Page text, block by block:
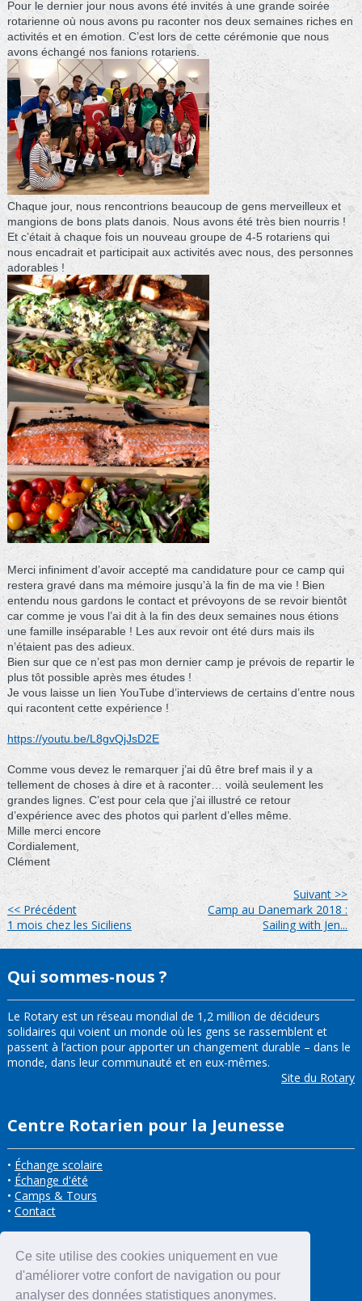
Ce site utilise des cookies uniquement en vue
d'améliorer votre confort de navigation ou pour
analyser des données statistiques anonymes.
Pour le dernier jour nous avons été invités à une grande soirée
rotarienne où nous avons pu raconter nos deux semaines riches en
activités et en émotion. C’est lors de cette cérémonie que nous
avons échangé nos fanions rotariens.
Chaque jour, nous rencontrions beaucoup de gens merveilleux et
mangions de bons plats danois. Nous avons été très bien nourris !
Et c’était à chaque fois un nouveau groupe de 4-5 rotariens qui
nous encadrait et participait aux activités avec nous, des personnes
adorables !
Merci infiniment d’avoir accepté ma candidature pour ce camp qui
restera gravé dans ma mémoire jusqu’à la fin de ma vie ! Bien
entendu nous gardons le contact et prévoyons de se revoir bientôt
car comme je vous l’ai dit à la fin des deux semaines nous étions
une famille inséparable ! Les aux revoir ont été durs mais ils
n’étaient pas des adieux.
Bien sur que ce n’est pas mon dernier camp je prévois de repartir le
plus tôt possible après mes études !
Je vous laisse un lien YouTube d’interviews de certains d’entre nous
qui racontent cette expérience !
https://youtu.be/L8gvQjJsD2E
Comme vous devez le remarquer j’ai dû être bref mais il y a
tellement de choses à dire et à raconter… voilà seulement les
grandes lignes. C’est pour cela que j’ai illustré ce retour
d’expérience avec des photos qui parlent d’elles même.
Mille merci encore
Cordialement,
Clément
<< Précédent
1 mois chez les Siciliens
Suivant >>
Camp au Danemark 2018 :
Sailing with Jen...
Qui sommes-nous ?
Le Rotary est un réseau mondial de 1,2 million de décideurs
solidaires qui voient un monde où les gens se rassemblent et
passent à l’action pour apporter un changement durable – dans le
monde, dans leur communauté et en eux-mêmes.
Site du Rotary
Centre Rotarien pour la Jeunesse
• Échange scolaire
• Échange d'été
• Camps & Tours
• Contact